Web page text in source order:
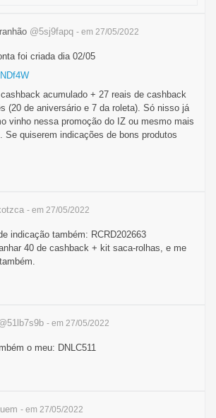
@5sj9fapq - em 27/05/2022
foi criada dia 02/05
acumulado + 27 reais de cashback
(20 de aniversário e 7 da roleta). Só nisso já
vinho nessa promoção do IZ ou mesmo mais
Se quiserem indicações de bons produtos
- em 27/05/2022
indicação também: RCRD202663
40 de cashback + kit saca-rolhas, e me
- em 27/05/2022
o meu: DNLC511
- em 27/05/2022